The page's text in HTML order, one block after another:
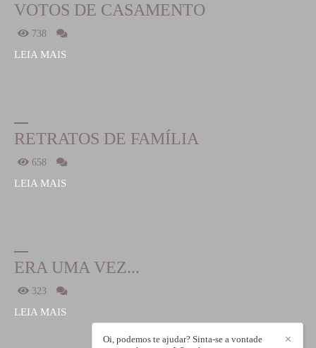
VOTOS DE CASAMENTO
LEIA MAIS
738
RETRATOS DE FAMÍLIA
LEIA MAIS
658
ERA UMA VEZ...
LEIA MAIS
323
✕
Oi, podemos te ajudar? Sinta-se a vontade